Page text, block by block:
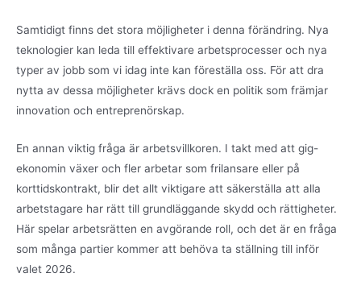
Samtidigt finns det stora möjligheter i denna förändring. Nya
teknologier kan leda till effektivare arbetsprocesser och nya
typer av jobb som vi idag inte kan föreställa oss. För att dra
nytta av dessa möjligheter krävs dock en politik som främjar
innovation och entreprenörskap.
En annan viktig fråga är arbetsvillkoren. I takt med att gig-
ekonomin växer och fler arbetar som frilansare eller på
korttidskontrakt, blir det allt viktigare att säkerställa att alla
arbetstagare har rätt till grundläggande skydd och rättigheter.
Här spelar arbetsrätten en avgörande roll, och det är en fråga
som många partier kommer att behöva ta ställning till inför
valet 2026.